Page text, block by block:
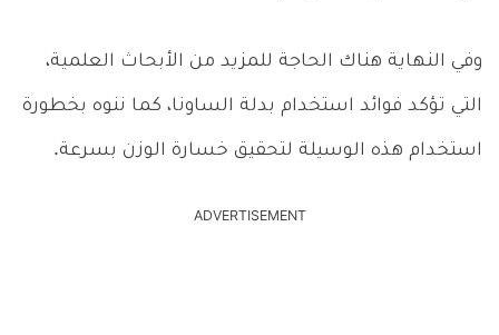
وفي النهاية هناك الحاجة للمزيد من الأبحاث العلمية،
التي تؤكد فوائد استخدام بدلة الساونا، كما ننوه بخطورة
استخدام هذه الوسيلة لتحقيق خسارة الوزن بسرعة.
ADVERTISEMENT